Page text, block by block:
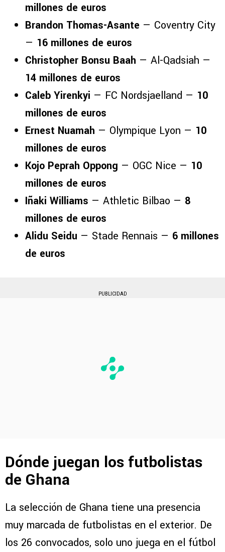
millones de euros
Brandon Thomas-Asante — Coventry City
— 16 millones de euros
Christopher Bonsu Baah — Al-Qadsiah —
14 millones de euros
Caleb Yirenkyi — FC Nordsjaelland — 10
millones de euros
Ernest Nuamah — Olympique Lyon — 10
millones de euros
Kojo Peprah Oppong — OGC Nice — 10
millones de euros
Iñaki Williams — Athletic Bilbao — 8
millones de euros
Alidu Seidu — Stade Rennais — 6 millones
de euros
PUBLICIDAD
Dónde juegan los futbolistas
de Ghana
La selección de Ghana tiene una presencia
muy marcada de futbolistas en el exterior. De
los 26 convocados, solo uno juega en el fútbol